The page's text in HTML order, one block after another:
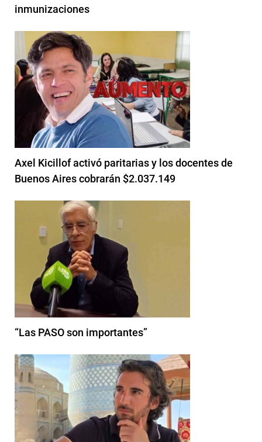
inmunizaciones
Axel Kicillof activó paritarias y los docentes de
Buenos Aires cobrarán $2.037.149
“Las PASO son importantes”